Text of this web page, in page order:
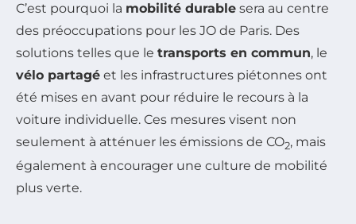
C’est pourquoi la mobilité durable sera au centre
des préoccupations pour les JO de Paris. Des
solutions telles que le transports en commun, le
vélo partagé et les infrastructures piétonnes ont
été mises en avant pour réduire le recours à la
voiture individuelle. Ces mesures visent non
seulement à atténuer les émissions de CO2, mais
également à encourager une culture de mobilité
plus verte.